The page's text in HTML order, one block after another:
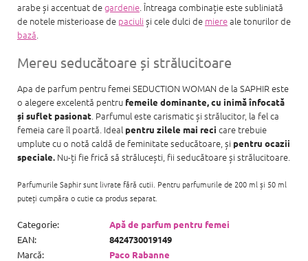
arabe și accentuat degardenie. Întreaga combinație este subliniată
de notele misterioase de paciuli și cele dulci de miereale tonurilor de
bază.
Mereu seducătoare și strălucitoare
Apa de parfum pentru femei SEDUCTION WOMAN de la SAPHIR este
o alegere excelentă pentru femeile dominante, cu inimă înfocată
și suflet pasionat . Parfumul este carismatic și strălucitor, la fel ca
femeia care îl poartă. Ideal pentru zilele mai reci care trebuie
umplute cu o notă caldă de feminitate seducătoare, și pentru ocazii
speciale. Nu-ți fie frică să strălucești, fii seducătoare și strălucitoare.
Parfumurile Saphir sunt livrate fără cutii. Pentru parfumurile de 200 ml și 50 ml
puteți cumpăra o cutie ca produs separat.
Categorie:
Apă de parfum pentru femei
EAN:
8424730019149
Marcă:
Paco Rabanne